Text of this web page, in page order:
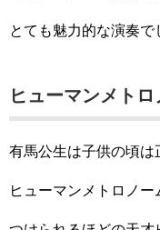
とても魅力的な演奏で
ヒューマンメトロ
有馬公生は子供の頃は
ヒューマンメトロノ